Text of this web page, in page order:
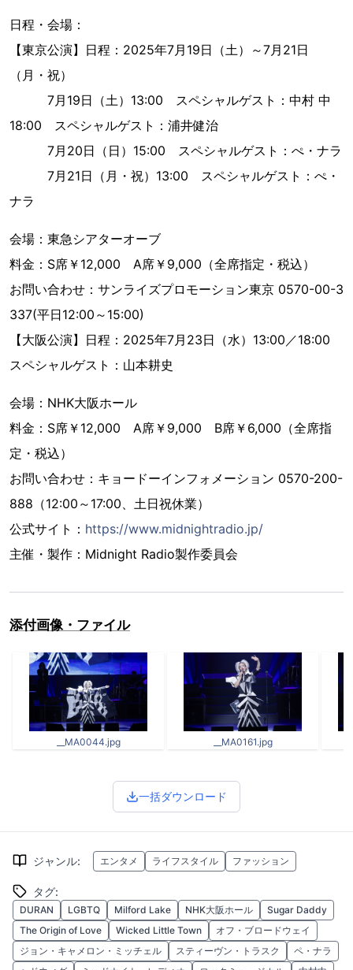
日程・会場：
【東京公演】日程：2025年7月19日（土）～7月21日
（月・祝）
7月19日（土）13:00 スペシャルゲスト：中村 中
18:00 スペシャルゲスト：浦井健治
7月20日（日）15:00 スペシャルゲスト：ぺ・ナラ
7月21日（月・祝）13:00 スペシャルゲスト：ぺ・
ナラ
会場：東急シアターオーブ
料金：S席￥12,000 A席￥9,000（全席指定・税込）
お問い合わせ：サンライズプロモーション東京 0570-00-3
337(平日12:00～15:00)
【大阪公演】日程：2025年7月23日（水）13:00／18:00
スペシャルゲスト：山本耕史
会場：NHK大阪ホール
料金：S席￥12,000 A席￥9,000 B席￥6,000（全席指
定・税込）
お問い合わせ：キョードーインフォメーション 0570-200-
888（12:00～17:00、土日祝休業）
公式サイト： https://www.midnightradio.jp/
主催・製作：Midnight Radio製作委員会
添付画像・ファイル
__MA0044.jpg __MA0161.jpg
一括ダウンロード
ジャンル: エンタメ ライフスタイル ファッション
タグ:
DURAN LGBTQ Milford Lake NHK大阪ホール
Sugar Daddy
The Origin of Love
Wicked Little Town
オフ・ブロードウェイ
ジョン・キャメロン・ミッチェル
スティーヴン・トラスク
ペ・ナラ